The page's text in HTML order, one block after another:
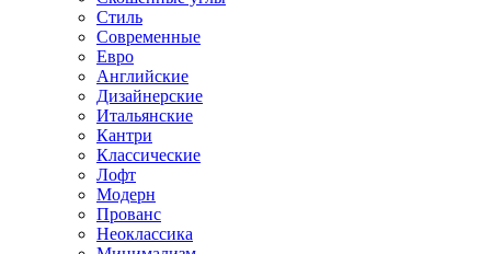
Стиль
Современные
Евро
Английские
Дизайнерские
Итальянские
Кантри
Классические
Лофт
Модерн
Прованс
Неоклассика